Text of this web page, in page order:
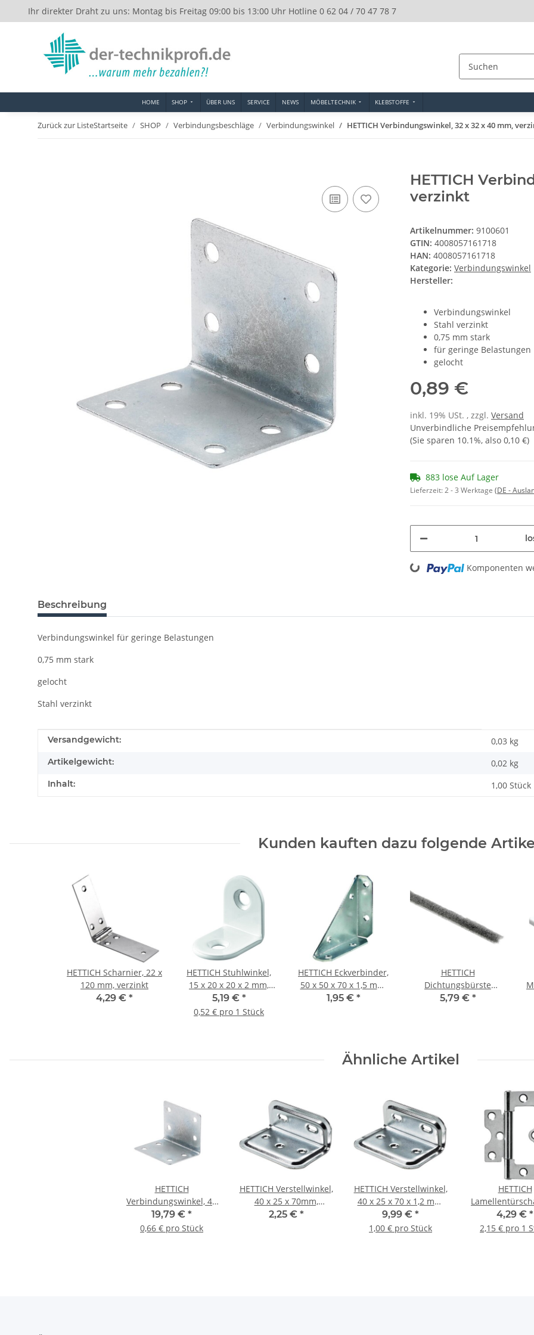
Ihr direkter Draht zu uns: Montag bis Freitag 09:00 bis 13:00 Uhr Hotline 0 62 04 / 70 47 78 7
HOME SHOP ÜBER UNS SERVICE NEWS MÖBELTECHNIK KLEBSTOFFE
Zurück zur ListeStartseite SHOP Verbindungsbeschläge Verbindungswinkel HETTICH Verbindungswinkel, 32 x 32 x 40 mm,
HETTICH
verzinkt
Artikelnummer: 9100601
GTIN: 4008057161718
HAN: 4008057161718
Kategorie: Verbindungswinkel
Hersteller:
Verbindungswinkel
Stahl verzinkt
0,75 mm stark
für geringe Belastungen
gelocht
0,89 €
inkl. 19% USt. , zzgl. Versand
Unverbindliche
(Sie sparen 10.1%, also 0,10 €)
883 lose Auf Lager
Lieferzeit:2 - 3 Werktage (DE -
Loading... Komponenten
Beschreibung
Verbindungswinkel für geringe Belastungen
0,75 mm stark
gelocht
Stahl verzinkt
Produkteigenschaft
Wert
Versandgewicht: 0,03 kg
Artikelgewicht: 0,02 kg
Inhalt: 1,00 Stück
Kunden kauften dazu folgende
HETTICH Scharnier, 22 x
120 mm, verzinkt
4,29 € *
HETTICH Stuhlwinkel,
15 x 20 x 20 x 2 mm,
Stahl
pulverbeschichtet,
5,19 € *
0,52 € pro 1 Stück
HETTICH Eckverbinder,
50 x 50 x 70 x 1,5 mm,
Stahl verzinkt
1,95 € *
HETTICH
Dichtungsbürste
selbstklebend 7 x 7 x
5,79 € *
Ähnliche Artikel
HETTICH
Verbindungswinkel, 40
x 32 x 32 x 0,75 mm,
Stahl verzinkt, 30 Stück
19,79 € *
0,66 € pro Stück
HETTICH Verstellwinkel,
40 x 25 x 70mm,
verzinkt
2,25 € *
HETTICH Verstellwinkel,
40 x 25 x 70 x 1,2 mm,
Stahl verzinkt, 10 Stück
9,99 € *
1,00 € pro Stück
HETTICH
75 x 32 mm,
Stück
4,29 € *
2,15 € pro 1